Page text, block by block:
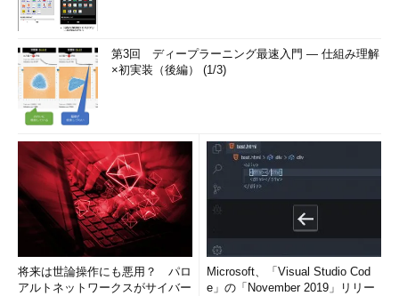
第3回 ディープラーニング最速入門 ― 仕組み理解
×初実装（後編） (1/3)
将来は世論操作にも悪用？ パロ
アルトネットワークスがサイバー
Microsoft、「Visual Studio Cod
e」の「November 2019」リリー